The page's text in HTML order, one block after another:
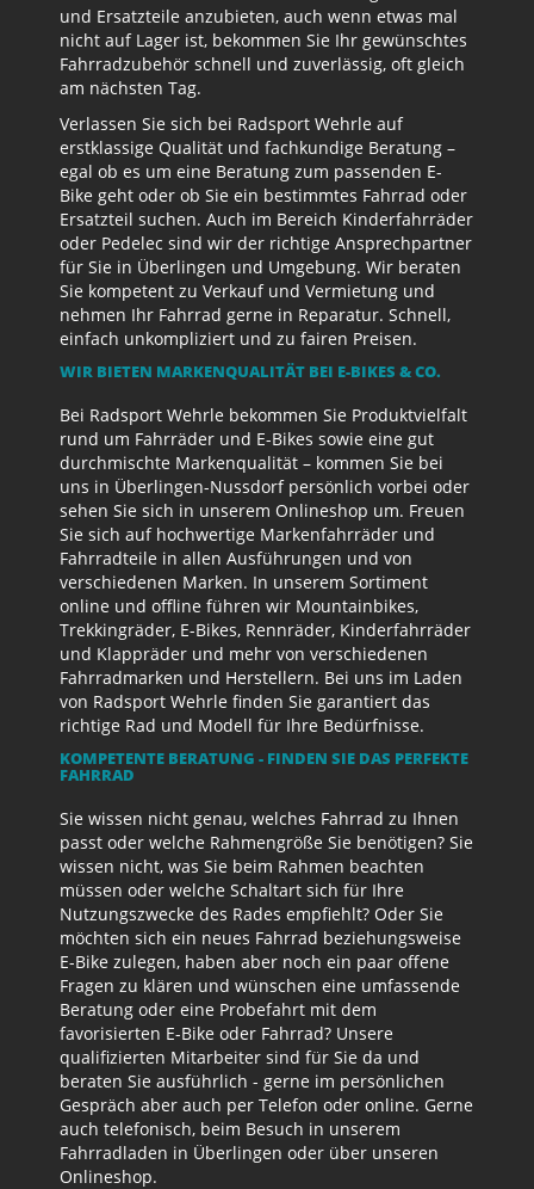
und Ersatzteile anzubieten, auch wenn etwas mal
nicht auf Lager ist, bekommen Sie Ihr gewünschtes
Fahrradzubehör schnell und zuverlässig, oft gleich
am nächsten Tag.
Verlassen Sie sich bei Radsport Wehrle auf
erstklassige Qualität und fachkundige Beratung –
egal ob es um eine Beratung zum passenden E-
Bike geht oder ob Sie ein bestimmtes Fahrrad oder
Ersatzteil suchen. Auch im Bereich Kinderfahrräder
oder Pedelec sind wir der richtige Ansprechpartner
für Sie in Überlingen und Umgebung. Wir beraten
Sie kompetent zu Verkauf und Vermietung und
nehmen Ihr Fahrrad gerne in Reparatur. Schnell,
einfach unkompliziert und zu fairen Preisen.
WIR BIETEN MARKENQUALITÄT BEI E-BIKES & CO.
Bei Radsport Wehrle bekommen Sie Produktvielfalt
rund um Fahrräder und E-Bikes sowie eine gut
durchmischte Markenqualität – kommen Sie bei
uns in Überlingen-Nussdorf persönlich vorbei oder
sehen Sie sich in unserem Onlineshop um. Freuen
Sie sich auf hochwertige Markenfahrräder und
Fahrradteile in allen Ausführungen und von
verschiedenen Marken. In unserem Sortiment
online und offline führen wir Mountainbikes,
Trekkingräder, E-Bikes, Rennräder, Kinderfahrräder
und Klappräder und mehr von verschiedenen
Fahrradmarken und Herstellern. Bei uns im Laden
von Radsport Wehrle finden Sie garantiert das
richtige Rad und Modell für Ihre Bedürfnisse.
KOMPETENTE BERATUNG - FINDEN SIE DAS PERFEKTE
FAHRRAD
Sie wissen nicht genau, welches Fahrrad zu Ihnen
passt oder welche Rahmengröße Sie benötigen? Sie
wissen nicht, was Sie beim Rahmen beachten
müssen oder welche Schaltart sich für Ihre
Nutzungszwecke des Rades empfiehlt? Oder Sie
möchten sich ein neues Fahrrad beziehungsweise
E-Bike zulegen, haben aber noch ein paar offene
Fragen zu klären und wünschen eine umfassende
Beratung oder eine Probefahrt mit dem
favorisierten E-Bike oder Fahrrad? Unsere
qualifizierten Mitarbeiter sind für Sie da und
beraten Sie ausführlich - gerne im persönlichen
Gespräch aber auch per Telefon oder online. Gerne
auch telefonisch, beim Besuch in unserem
Fahrradladen in Überlingen oder über unseren
Onlineshop.